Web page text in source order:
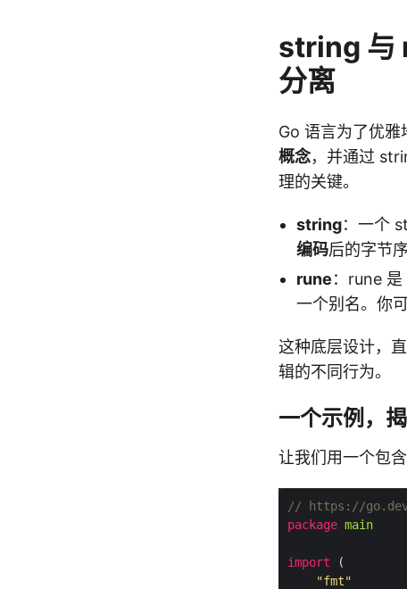
string 与
分离
Go 语言为了优
概念，并通过
理的关键。
string：一个
编码后的字节
rune：rune
一个别名。你
这种底层设计，
辑的不同行为。
一个示例，
让我们用一个包
// https://go.dev/
package main
import
"fmt"